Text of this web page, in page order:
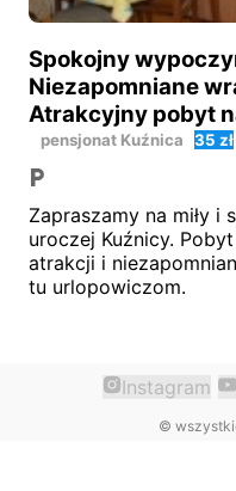
Spokojny
Niezapomniane
Atrakcyjny pobyt
pensjonat Kuźnica 35 zł
Zapraszamy na miły
uroczej Kuźnicy.
atrakcji i
tu urlopowiczom.
Instagram
©